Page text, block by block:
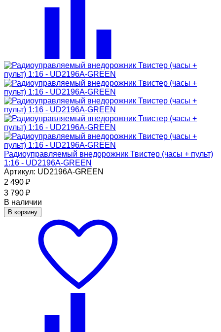
Радиоуправляемый внедорожник Твистер (часы + пульт)
1:16 - UD2196A-GREEN
Артикул: UD2196A-GREEN
2 490 ₽
3 790 ₽
В наличии
В корзину